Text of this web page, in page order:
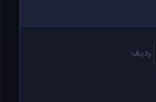
ردیف